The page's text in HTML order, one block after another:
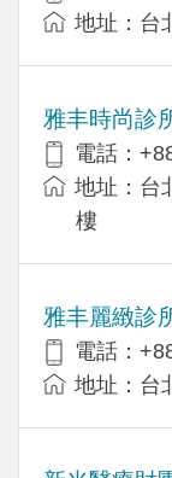
地址：台
雅丰時尚診
電話：
地址：台
樓
雅丰麗緻診
電話：
地址：台